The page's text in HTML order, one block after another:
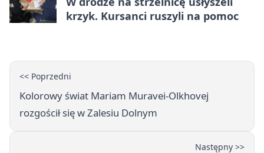
krzyk. Kursanci ruszyli na pomoc
<< Poprzedni
Kolorowy świat Mariam Muravei-Olkhovej
rozgościł się w Zalesiu Dolnym
Następny >>